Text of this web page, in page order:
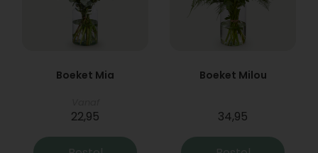
Boeket Mia
22,95
Boeket Milou
34,95